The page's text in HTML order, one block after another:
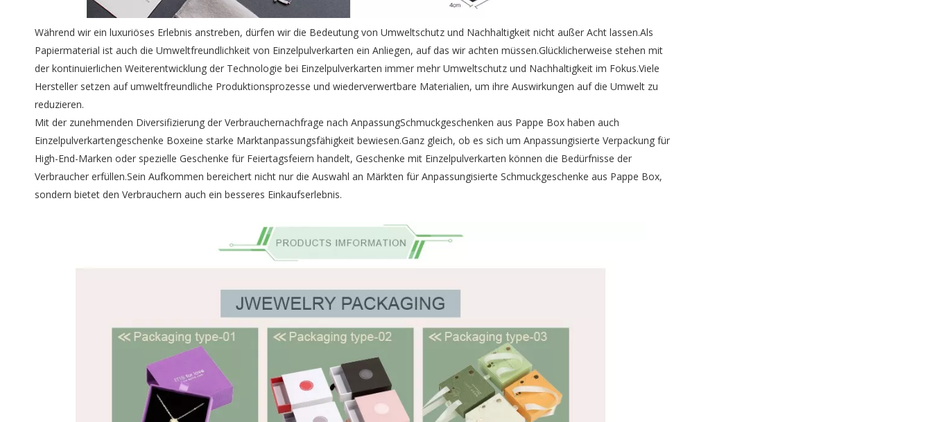
Während wir ein luxuriöses Erlebnis anstreben, dürfen wir die Bedeutung von Umweltschutz und Nachhaltigkeit nicht außer Acht lassen.Als
Papiermaterial ist auch die Umweltfreundlichkeit von Einzelpulverkarten ein Anliegen, auf das wir achten müssen.Glücklicherweise stehen mit
der kontinuierlichen Weiterentwicklung der Technologie bei Einzelpulverkarten immer mehr Umweltschutz und Nachhaltigkeit im Fokus.Viele
Hersteller setzen auf umweltfreundliche Produktionsprozesse und wiederverwertbare Materialien, um ihre Auswirkungen auf die Umwelt zu
reduzieren.
Mit der zunehmenden Diversifizierung der Verbrauchernachfrage nach AnpassungSchmuckgeschenken aus Pappe Box haben auch
Einzelpulverkartengeschenke Boxeine starke Marktanpassungsfähigkeit bewiesen.Ganz gleich, ob es sich um Anpassungisierte Verpackung für
High-End-Marken oder spezielle Geschenke für Feiertagsfeiern handelt, Geschenke mit Einzelpulverkarten können die Bedürfnisse der
Verbraucher erfüllen.Sein Aufkommen bereichert nicht nur die Auswahl an Märkten für Anpassungisierte Schmuckgeschenke aus Pappe Box,
sondern bietet den Verbrauchern auch ein besseres Einkaufserlebnis.